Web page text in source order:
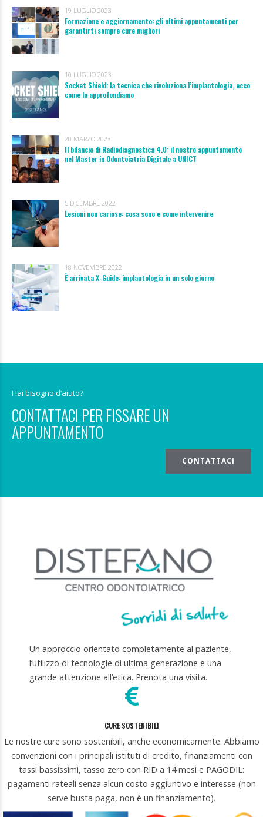
19 LUGLIO 2023
Formazione e aggiornamento: gli ultimi appuntamenti per
garantirti sempre cure migliori
10 LUGLIO 2023
Socket Shield: la tecnica che rivoluziona l’implantologia, ecco
come la approfondiamo
20 MARZO 2023
Il bilancio di Radiodiagnostica 4.0: il nostro appuntamento
nel Master in Odontoiatria Digitale a UNICT
5 DICEMBRE 2022
Lesioni non cariose: cosa sono e come intervenire
18 NOVEMBRE 2022
È arrivata X-Guide: implantologia in un solo giorno
Hai bisogno d’aiuto?
CONTATTACI PER FISSARE UN
APPUNTAMENTO
CONTATTACI
Un approccio orientato completamente al paziente,
l’utilizzo di tecnologie di ultima generazione e una
grande attenzione all’etica. Prenota una visita.
CURE SOSTENIBILI
Le nostre cure sono sostenibili, anche economicamente. Abbiamo
convenzioni con i principali istituti di credito, finanziamenti con
tassi bassissimi, tasso zero con RID a 14 mesi e PAGODIL:
pagamenti rateali senza alcun costo aggiuntivo e interesse (non
serve busta paga, non è un finanziamento).